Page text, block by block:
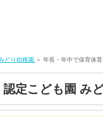
どり幼稚園 ＞ 年長・年中で保育体
定こども園 み